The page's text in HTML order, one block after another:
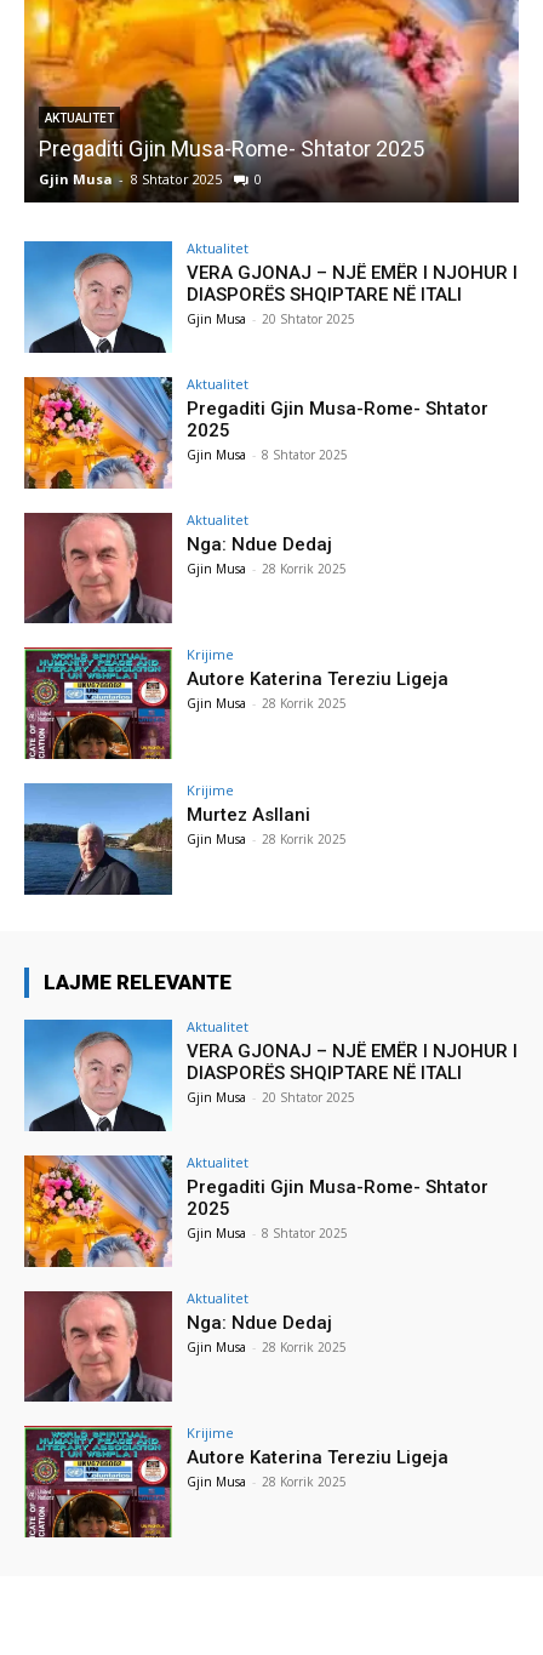
AKTUALITET
Pregaditi Gjin Musa-Rome- Shtator 2025
Gjin Musa - 8 Shtator 2025 0
Aktualitet
VERA GJONAJ – NJË EMËR I NJOHUR I
DIASPORËS SHQIPTARE NË ITALI
Gjin Musa - 20 Shtator 2025
Aktualitet
Pregaditi Gjin Musa-Rome- Shtator
2025
Gjin Musa - 8 Shtator 2025
Aktualitet
Nga: Ndue Dedaj
Gjin Musa - 28 Korrik 2025
Krijime
Autore Katerina Tereziu Ligeja
Gjin Musa - 28 Korrik 2025
Krijime
Murtez Asllani
Gjin Musa - 28 Korrik 2025
LAJME RELEVANTE
Aktualitet
VERA GJONAJ – NJË EMËR I NJOHUR I
DIASPORËS SHQIPTARE NË ITALI
Gjin Musa - 20 Shtator 2025
Aktualitet
Pregaditi Gjin Musa-Rome- Shtator
2025
Gjin Musa - 8 Shtator 2025
Aktualitet
Nga: Ndue Dedaj
Gjin Musa - 28 Korrik 2025
Krijime
Autore Katerina Tereziu Ligeja
Gjin Musa - 28 Korrik 2025